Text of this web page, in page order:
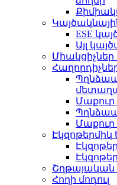
ESE
Այլ
Մաքուր
Էկզոթերմիկ
Շղթայական
Հողի մոդուլ